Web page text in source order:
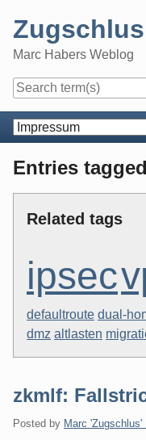
content
Marc Habers Weblog
Navigation
Entries
Related tags
ipsec
defaultroute dual-
dmz altlasten
zkmlf:
Posted by Marc 'Zugschlus'